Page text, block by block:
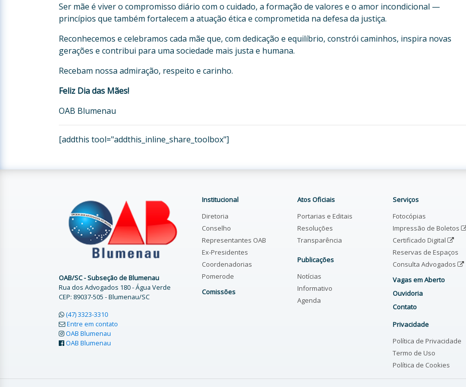
Ser mãe é viver o compromisso diário com o cuidado, a formação de valores e o amor incondicional —
princípios que também fortalecem a atuação ética e comprometida na defesa da justiça.
Reconhecemos e celebramos cada mãe que, com dedicação e equilíbrio, constrói caminhos, inspira novas
gerações e contribui para uma sociedade mais justa e humana.
Recebam nossa admiração, respeito e carinho.
Feliz Dia das Mães!
OAB Blumenau
[addthis tool="addthis_inline_share_toolbox"]
OAB/SC - Subseção de Blumenau
Rua dos Advogados 180 - Água Verde
CEP: 89037-505 - Blumenau/SC
(47) 3323-3310
Entre em contato
OAB Blumenau
OAB Blumenau
Institucional
Diretoria
Conselho
Representantes OAB
Ex-Presidentes
Coordenadorias
Pomerode
Comissões
Atos Oficiais
Portarias e Editais
Resoluções
Transparência
Publicações
Notícias
Informativo
Agenda
Serviços
Fotocópias
Impressão de Boletos
Certificado Digital
Reservas de Espaços
Consulta Advogados
Vagas em Aberto
Ouvidoria
Contato
Privacidade
Política de Privacidade
Termo de Uso
Política de Cookies